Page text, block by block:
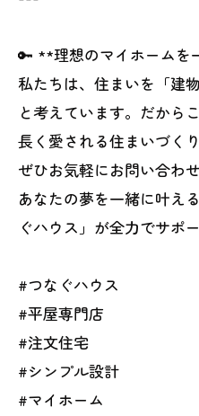
🔑 **理想のマイホームを
私たちは、住まいを「建
と考えています。だから
長く愛される住まいづく
ぜひお気軽にお問い合わ
あなたの夢を一緒に叶え
ぐハウス」が全力でサポ
#つなぐハウス
#平屋専門店
#注文住宅
#シンプル設計
#マイホーム